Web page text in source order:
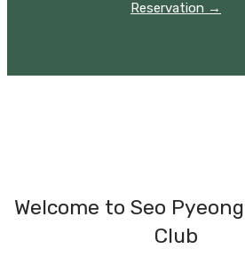
Reservation →
Welcome to Seo
Club